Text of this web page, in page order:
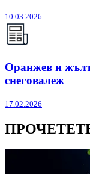
10.03.2026
Оранжев и
снеговалеж
17.02.2026